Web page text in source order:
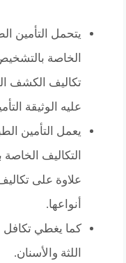
يتحمل التأمين
الخاصة
تكاليف الكشف
عليه الوثيقة
يعمل التأمين
التكاليف
علاوة على
أنواعها.
كما يغطي تكافل
اللثة والأسنان.